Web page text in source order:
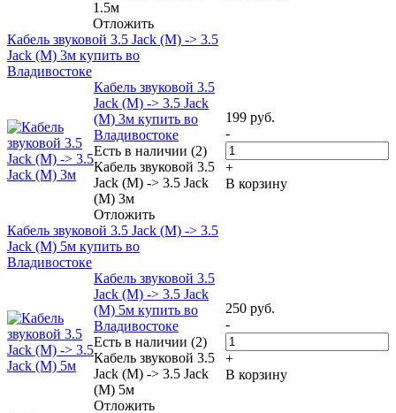
1.5м
Отложить
Кабель звуковой 3.5 Jack (M) -> 3.5
Jack (M) 3м купить во
Владивостоке
Кабель звуковой 3.5
Jack (M) -> 3.5 Jack
(M) 3м купить во
Владивостоке
Есть в наличии (2)
Кабель звуковой 3.5
Jack (M) -> 3.5 Jack
(M) 3м
Отложить
199 руб.
-
+
В корзину
Кабель звуковой 3.5 Jack (M) -> 3.5
Jack (M) 5м купить во
Владивостоке
Кабель звуковой 3.5
Jack (M) -> 3.5 Jack
(M) 5м купить во
Владивостоке
Есть в наличии (2)
Кабель звуковой 3.5
Jack (M) -> 3.5 Jack
(M) 5м
Отложить
250 руб.
-
+
В корзину